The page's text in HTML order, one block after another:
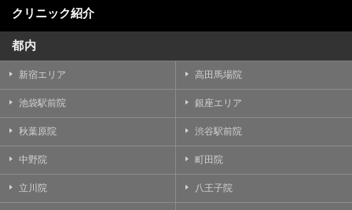
クリニック紹介
都内
新宿エリア 高田馬場院
池袋駅前院 銀座エリア
秋葉原院 渋谷駅前院
中野院 町田院
立川院 八王子院